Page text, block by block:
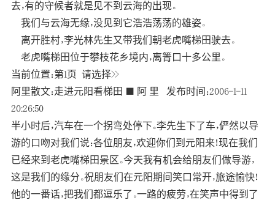
去，有的守候者就是见不到云海的出现。
我们与云海无缘，没见到它浩浩荡荡的雄姿。
离开胜村，李光林先生又带我们朝老虎嘴梯田驶去。
老虎嘴梯田位于攀枝花乡境内，离箐口十多公里。
当前位置：第1页 请选择>>
阿里散文：走进元阳看梯田 ■ 阿 里 发布时间：2006-1-11
20:26:50
半小时后，汽车在一个拐弯处停下。李先生下了车，俨然以导
游的口吻对我们说：各位朋友，欢迎你们到元阳来！现在我们
已经来到老虎嘴梯田景区。今天我有机会给朋友们做导游，
这是我们的缘分。祝朋友们在元阳期间笑口常开，旅途愉快！
他的一番话，把我们都逗乐了。一路的疲劳，在笑声中得到了